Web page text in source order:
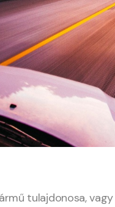
tulajdonosa,